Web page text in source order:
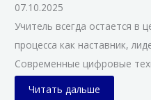
07.10.2025
Учитель всегда остается в
процесса как наставник,
Современные цифровые
Читать дальше